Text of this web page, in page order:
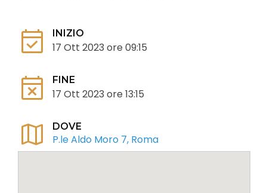
event_available INIZIO
17 Ott 2023 ore 09:15
event_busy FINE
17 Ott 2023 ore 13:15
map DOVE
P.le Aldo Moro 7, Roma